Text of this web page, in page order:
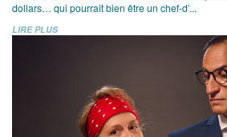
dollars… qui pourrait bien être un chef-d’...
LIRE PLUS